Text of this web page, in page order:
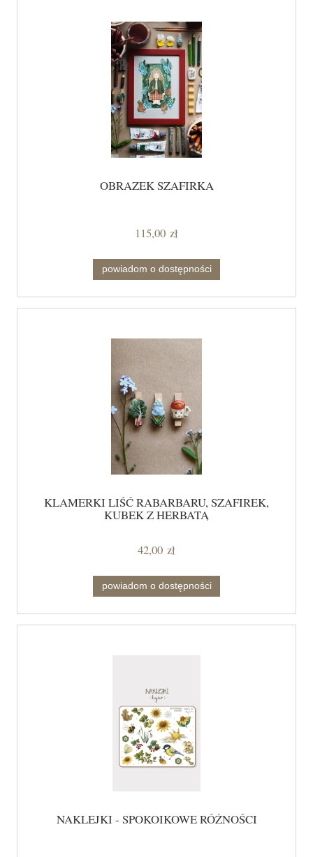
OBRAZEK SZAFIRKA
115,00 zł
powiadom o dostępności
KLAMERKI LIŚĆ RABARBARU, SZAFIREK,
KUBEK Z HERBATĄ
42,00 zł
powiadom o dostępności
NAKLEJKI - SPOKOIKOWE RÓŻNOŚCI